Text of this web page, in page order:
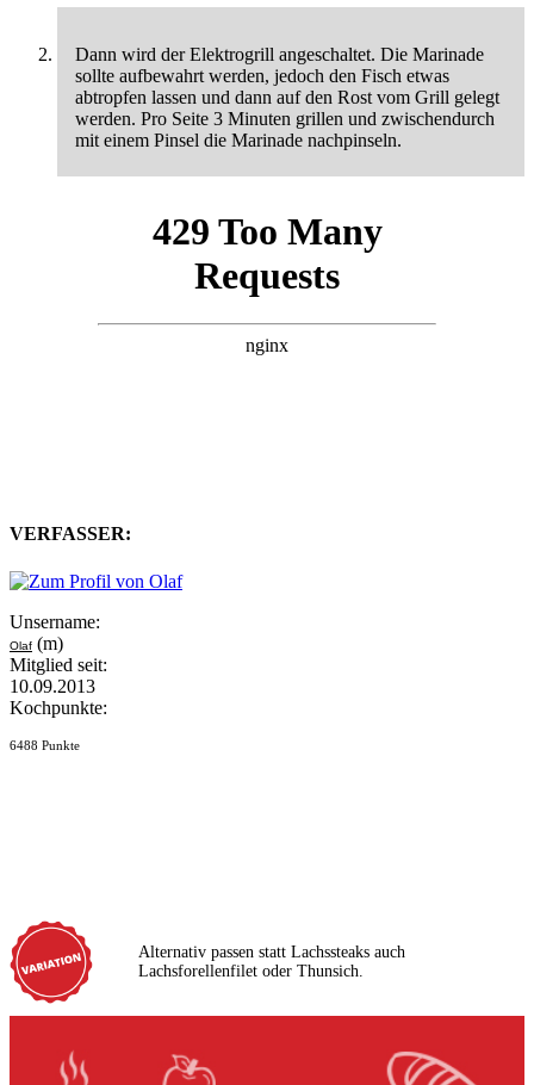
Dann wird der Elektrogrill angeschaltet. Die Marinade
sollte aufbewahrt werden, jedoch den Fisch etwas
abtropfen lassen und dann auf den Rost vom Grill gelegt
werden. Pro Seite 3 Minuten grillen und zwischendurch
mit einem Pinsel die Marinade nachpinseln.
VERFASSER:
Unsername:
Olaf (m)
Mitglied seit:
10.09.2013
Kochpunkte:
6488 Punkte
Alternativ passen statt Lachssteaks auch
Lachsforellenfilet oder Thunsich.